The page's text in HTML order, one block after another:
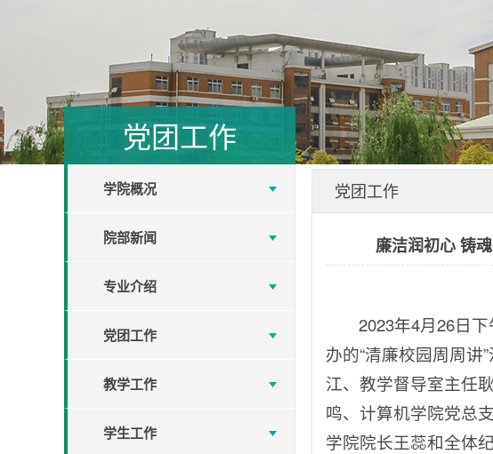
党团工作
学院概况
院部新闻
专业介绍
党团工作
教学工作
学生工作
党团工作
廉洁润初心 铸
2023年4月26日
办的“清廉校园周周
江、教学督导室主任
鸣、计算机学院党总
学院院长王蕊和全体纪